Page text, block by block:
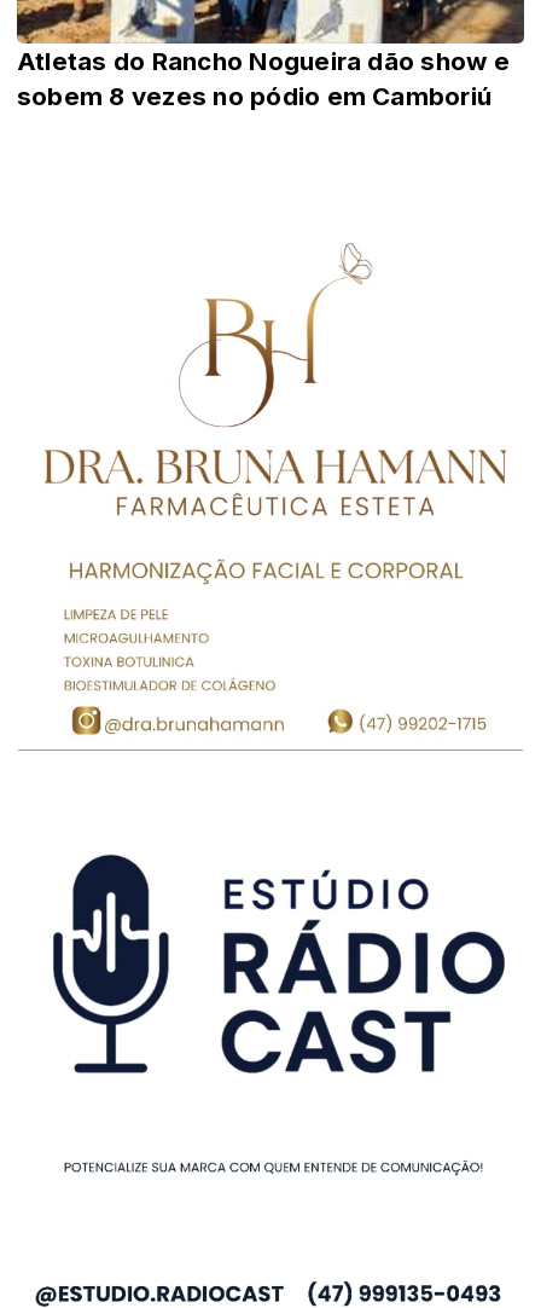
Atletas do Rancho Nogueira dão show e
sobem 8 vezes no pódio em Camboriú